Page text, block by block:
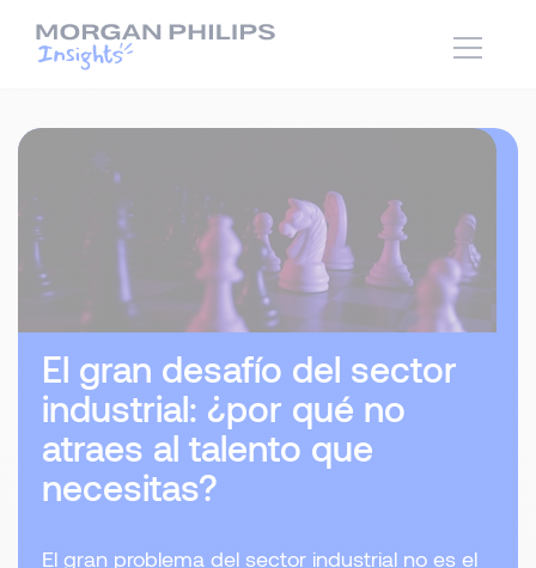
El gran desafío del sector
industrial: ¿por qué no
atraes al talento que
necesitas?
El gran problema del sector industrial no es el